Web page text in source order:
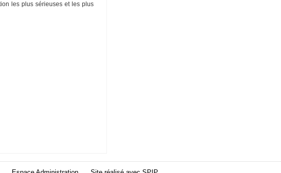
les plus sérieuses et les plus